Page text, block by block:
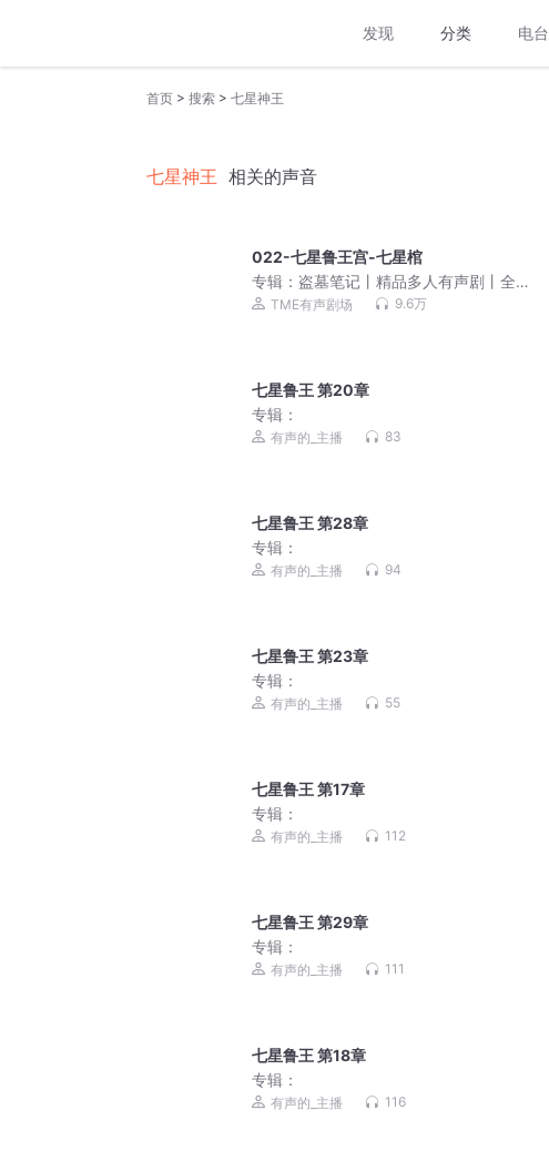
发现 分类 电台
首页 > 搜索 > 七星神王
七星神王 相关的声音
022-七星鲁王宫-七星棺
专辑： 盗墓笔记丨精品多人有声剧丨全8
部丨苏尚卿&边江丨冠声制作丨南派三叔
TME有声剧场 9.6万
七星鲁王 第20章
专辑：
有声的_主播 83
七星鲁王 第28章
专辑：
有声的_主播 94
七星鲁王 第23章
专辑：
有声的_主播 55
七星鲁王 第17章
专辑：
有声的_主播 112
七星鲁王 第29章
专辑：
有声的_主播 111
七星鲁王 第18章
专辑：
有声的_主播 116